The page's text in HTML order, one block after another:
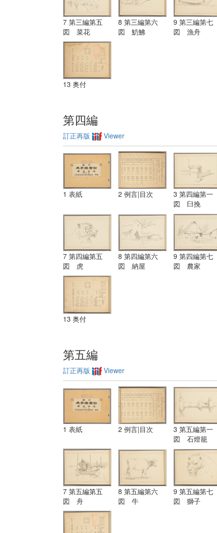
7 第三編第五
図 菜花
8 第三編第六
図 魴鮄
9 第三編第七
図 漁舟
13 奥付
第四編
訂正再版 Viewer
1 表紙 2 例言|目次
3 第四編第一
図 臼挽
7 第四編第五
図 虎
8 第四編第六
図 納屋
9 第四編第七
図 農家
13 奥付
第五編
訂正再版 Viewer
1 表紙 2 例言|目次
3 第五編第一
図 石燈籠
7 第五編第五
図 舟
8 第五編第六
図 牛
9 第五編第七
図 獅子